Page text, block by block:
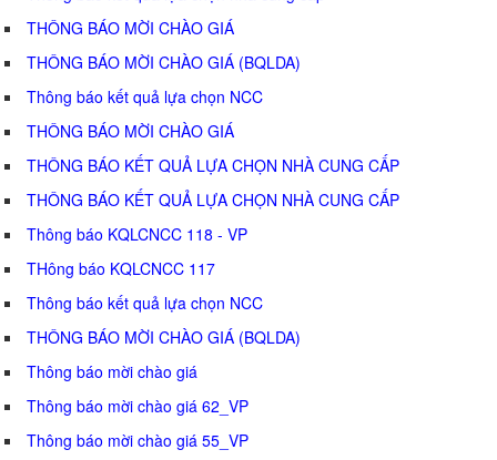
THÔNG BÁO MỜI CHÀO GIÁ
THÔNG BÁO MỜI CHÀO GIÁ (BQLDA)
Thông báo kết quả lựa chọn NCC
THÔNG BÁO MỜI CHÀO GIÁ
THÔNG BÁO KẾT QUẢ LỰA CHỌN NHÀ CUNG CẤP
THÔNG BÁO KẾT QUẢ LỰA CHỌN NHÀ CUNG CẤP
Thông báo KQLCNCC 118 - VP
THông báo KQLCNCC 117
Thông báo kết quả lựa chọn NCC
THÔNG BÁO MỜI CHÀO GIÁ (BQLDA)
Thông báo mời chào giá
Thông báo mời chào giá 62_VP
Thông báo mời chào giá 55_VP